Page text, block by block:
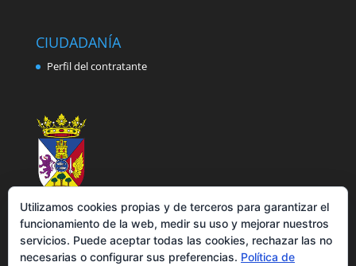
CIUDADANÍA
Perfil del contratante
Utilizamos cookies propias y de terceros para garantizar el
funcionamiento de la web, medir su uso y mejorar nuestros
servicios. Puede aceptar todas las cookies, rechazar las no
necesarias o configurar sus preferencias. Política de